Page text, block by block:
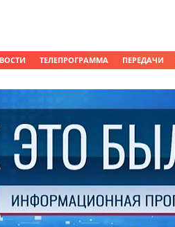
ТЕЛЕПРОГРАММА ПЕРЕДАЧИ